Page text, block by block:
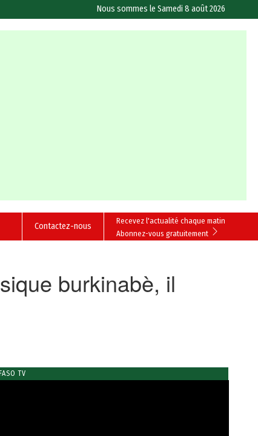
Nous sommes leSamedi 8 août 2026
Recevez l'actualité chaque matin
Abonnez-vous gratuitement
Contactez-nous
burkinabè, il
TV